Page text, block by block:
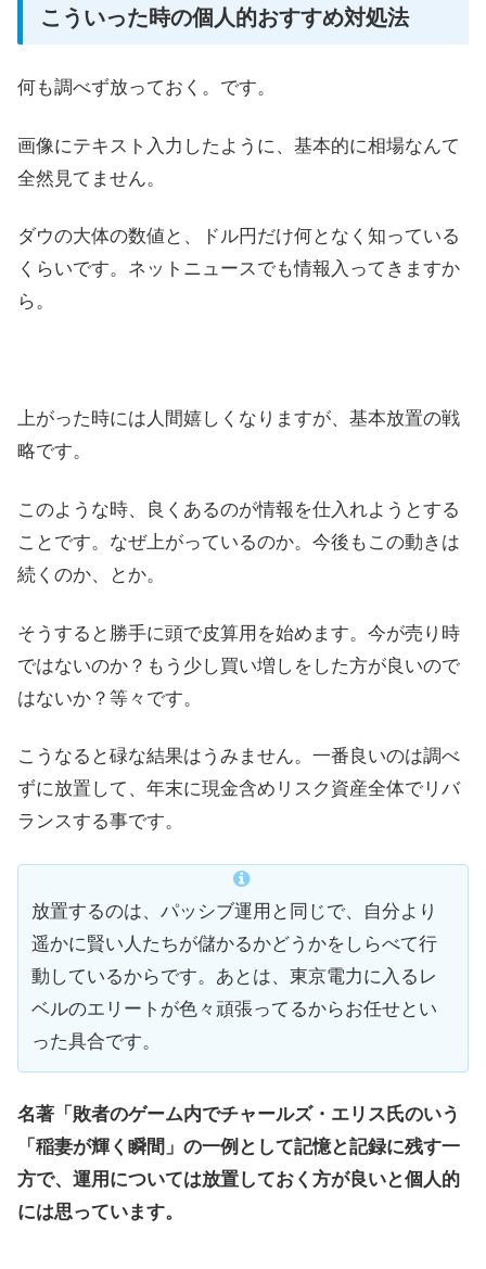
こういった時の個人的おすすめ対処法
何も調べず放っておく。です。
画像にテキスト入力したように、基本的に相場なんて
全然見てません。
ダウの大体の数値と、ドル円だけ何となく知っている
くらいです。ネットニュースでも情報入ってきますか
ら。
上がった時には人間嬉しくなりますが、基本放置の戦
略です。
このような時、良くあるのが情報を仕入れようとする
ことです。なぜ上がっているのか。今後もこの動きは
続くのか、とか。
そうすると勝手に頭で皮算用を始めます。今が売り時
ではないのか？もう少し買い増しをした方が良いので
はないか？等々です。
こうなると碌な結果はうみません。一番良いのは調べ
ずに放置して、年末に現金含めリスク資産全体でリバ
ランスする事です。
放置するのは、パッシブ運用と同じで、自分より
遥かに賢い人たちが儲かるかどうかをしらべて行
動しているからです。あとは、東京電力に入るレ
ベルのエリートが色々頑張ってるからお任せとい
った具合です。
名著「敗者のゲーム内でチャールズ・エリス氏のいう
「稲妻が輝く瞬間」の一例として記憶と記録に残す一
方で、運用については放置しておく方が良いと個人的
には思っています。